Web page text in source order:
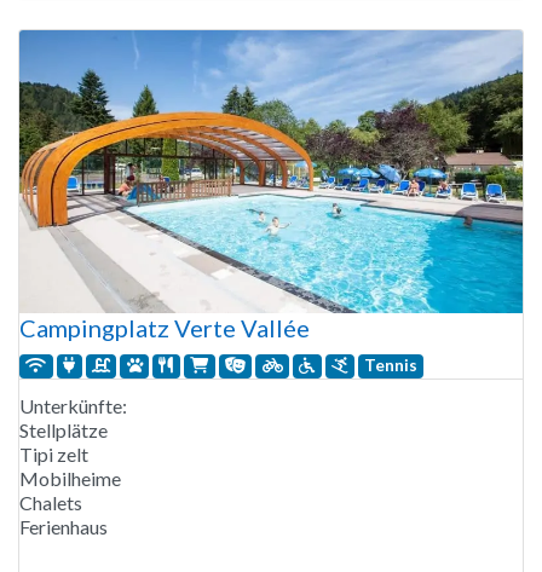
Campingplatzbesitzer hat Routen
Campingplatz Verte Vallée
Tennis
Unterkünfte:
Stellplätze
Tipi zelt
Mobilheime
Chalets
Ferienhaus